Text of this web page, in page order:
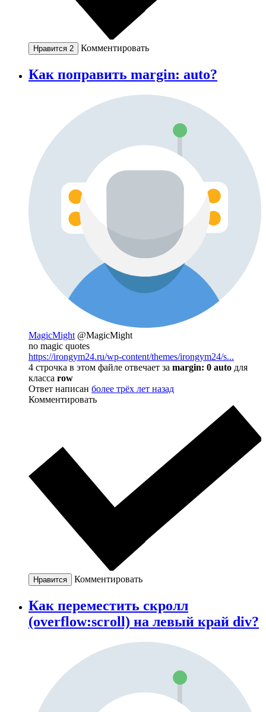
Нравится 2 Комментировать
Как поправить margin: auto?
MagicMight @MagicMight
no magic quotes
https://irongym24.ru/wp-content/themes/irongym24/s...
4 строчка в этом файле отвечает за margin: 0 auto для
класса row
Ответ написан более трёх лет назад
Комментировать
Нравится Комментировать
Как переместить скролл
(overflow:scroll) на левый край div?